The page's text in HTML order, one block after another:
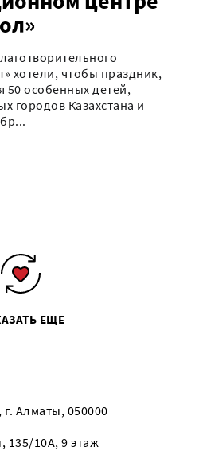
хотели, чтобы праздник,
50 особенных детей,
городов Казахстана и
ЕЩЕ
г. Алматы, 050000
10А, 9 этаж